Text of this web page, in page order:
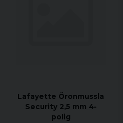
Lafayette Öronmussla
Security 2,5 mm 4-
polig